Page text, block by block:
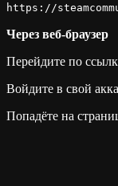
https://
Через веб-браузер
Перейдите по
Войдите в свой
Попадёте на